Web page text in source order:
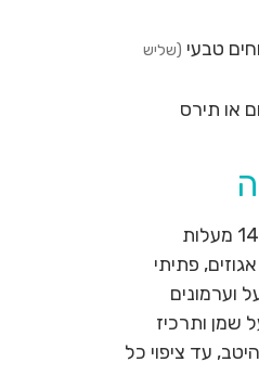
טבעי (שליש
או תירס
פתיתי
וערמונים
שמן ותרכיז
עד ציפוי כל